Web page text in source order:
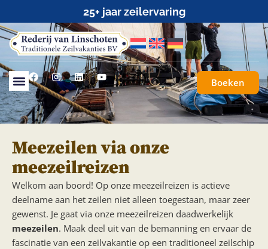
25+ jaar zeilervaring
Boeken
Meezeilen via onze
meezeilreizen
Welkom aan boord! Op onze meezeilreizen is actieve
deelname aan het zeilen niet alleen toegestaan, maar zeer
gewenst. Je gaat via onze meezeilreizen daadwerkelijk
meezeilen. Maak deel uit van de bemanning en ervaar de
fascinatie van een zeilvakantie op een traditioneel zeilschip